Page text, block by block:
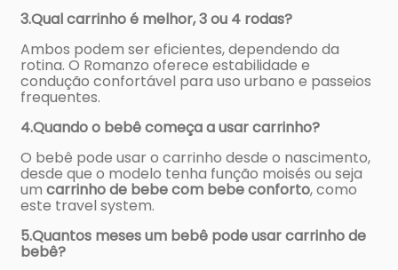
3.Qual carrinho é melhor, 3 ou 4 rodas?
Ambos podem ser eficientes, dependendo da
rotina. O Romanzo oferece estabilidade e
condução confortável para uso urbano e passeios
frequentes.
4.Quando o bebê começa a usar carrinho?
O bebê pode usar o carrinho desde o nascimento,
desde que o modelo tenha função moisés ou seja
um carrinho de bebe com bebe conforto, como
este travel system.
5.Quantos meses um bebê pode usar carrinho de
bebê?